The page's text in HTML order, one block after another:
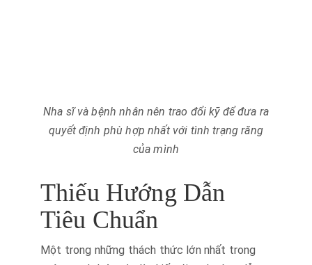
Nha sĩ và bệnh nhân nên trao đổi kỹ để đưa ra
quyết định phù hợp nhất với tình trạng răng
của mình
Thiếu Hướng Dẫn
Tiêu Chuẩn
Một trong những thách thức lớn nhất trong